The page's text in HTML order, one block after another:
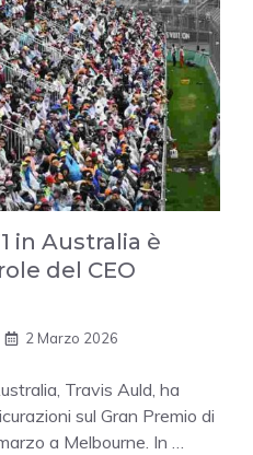
in Australia è
del CEO
2 Marzo 2026
Travis Auld, ha
sul Gran Premio di
a Melbourne. In …